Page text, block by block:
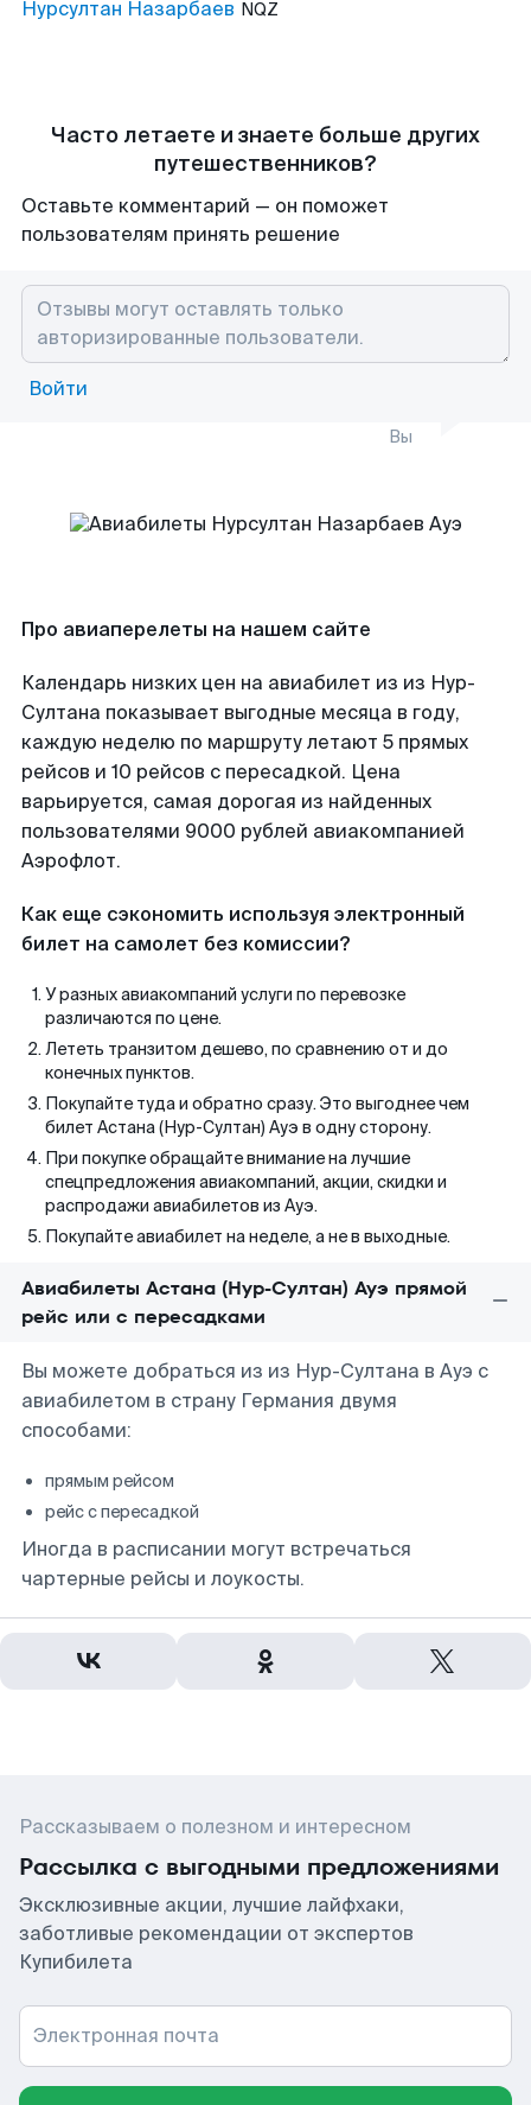
Нурсултан Назарбаев NQZ
Часто летаете и знаете больше других
путешественников?
Оставьте комментарий — он поможет
пользователям принять решение
Войти
Вы
Про авиаперелеты на нашем сайте
Календарь низких цен на авиабилет из из Нур-
Султана показывает выгодные месяца в году,
каждую неделю по маршруту летают 5 прямых
рейсов и 10 рейсов с пересадкой. Цена
варьируется, самая дорогая из найденных
пользователями 9000 рублей авиакомпанией
Аэрофлот.
Как еще сэкономить используя электронный
билет на самолет без комиссии?
У разных авиакомпаний услуги по перевозке
различаются по цене.
Лететь транзитом дешево, по сравнению от и до
конечных пунктов.
Покупайте туда и обратно сразу. Это выгоднее чем
билет Астана (Нур-Султан) Ауэ в одну сторону.
При покупке обращайте внимание на лучшие
спецпредложения авиакомпаний, акции, скидки и
распродажи авиабилетов из Ауэ.
Покупайте авиабилет на неделе, а не в выходные.
Авиабилеты Астана (Нур-Султан) Ауэ прямой
рейс или с пересадками
Вы можете добраться из из Нур-Султана в Ауэ с
авиабилетом в страну Германия двумя
способами:
прямым рейсом
рейс с пересадкой
Иногда в расписании могут встречаться
чартерные рейсы и лоукосты.
Рассказываем о полезном и интересном
Рассылка с выгодными предложениями
Эксклюзивные акции, лучшие лайфхаки,
заботливые рекомендации от экспертов
Купибилета
Электронная почта